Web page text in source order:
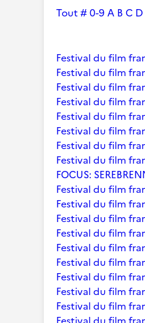
Tout # 0-9 A B C D
Festival du film
Festival du film
Festival du film
Festival du film
Festival du film
Festival du film
Festival du film
Festival du film
FOCUS:
Festival du film
Festival du film
Festival du film
Festival du film
Festival du film
Festival du film
Festival du film
Festival du film
Festival du film